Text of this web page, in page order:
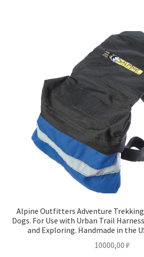
Alpine Outfitters Adventure
Dogs. For Use with Urban Trail
and Exploring. Handmade in the
10000,00 ₽